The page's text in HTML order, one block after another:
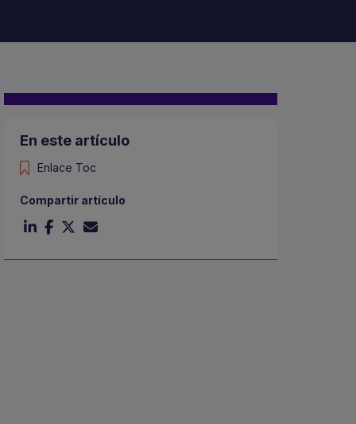
En este artículo
Enlace Toc
Compartir artículo